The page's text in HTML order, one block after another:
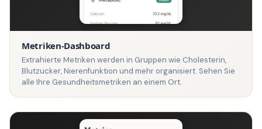
Metriken-Dashboard
Extrahierte Metriken werden in Gruppen wie Cholesterin,
Blutzucker, Nierenfunktion und mehr organisiert. Sehen Sie
alle Ihre Gesundheitsmetriken an einem Ort.